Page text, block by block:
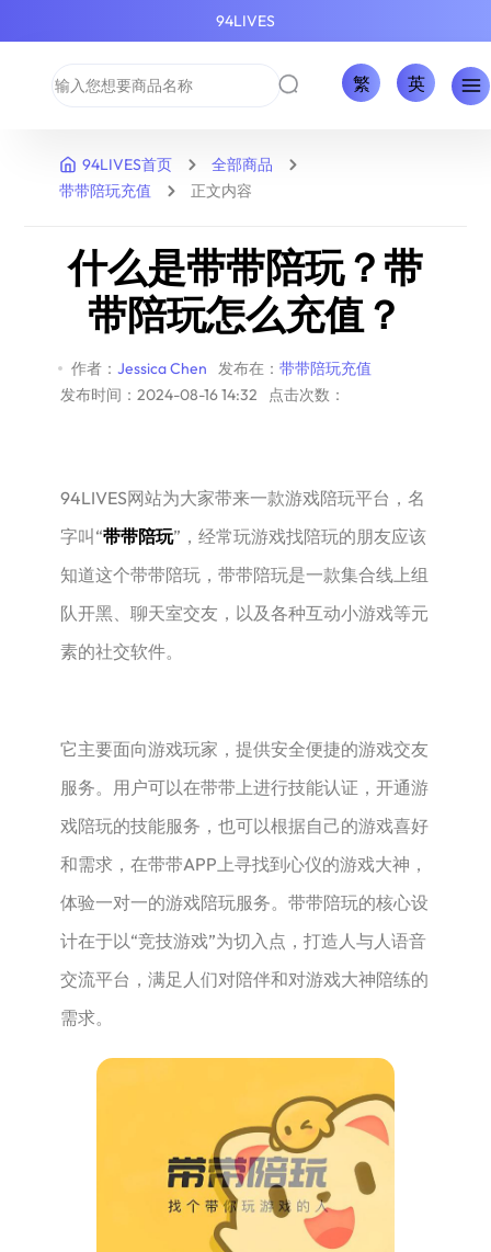
94LIVES
繁 英
94LIVES首页
全部商品
带带陪玩充值
正文内容
什么是带带陪玩？带
带陪玩怎么充值？
作者： Jessica Chen 发布在： 带带陪玩充值
发布时间：2024-08-16 14:32
点击次数：
94LIVES网站为大家带来一款游戏陪玩平台，名
字叫“带带陪玩”，经常玩游戏找陪玩的朋友应该
知道这个带带陪玩，‌带带陪玩‌是一款集合线上组
队开黑、‌聊天室交友，‌以及各种互动小游戏等元
素的社交软件。‌
它主要面向游戏玩家，‌提供安全便捷的游戏交友
服务。‌用户可以在带带上进行技能认证，‌开通游
戏陪玩的技能服务，‌也可以根据自己的游戏喜好
和需求，‌在带带APP上寻找到心仪的游戏大神，‌
体验一对一的游戏陪玩服务。‌带带陪玩的核心设
计在于以“竞技游戏”为切入点，‌打造人与人语音
交流平台，‌满足人们对陪伴和对游戏大神陪练的
需求。‌